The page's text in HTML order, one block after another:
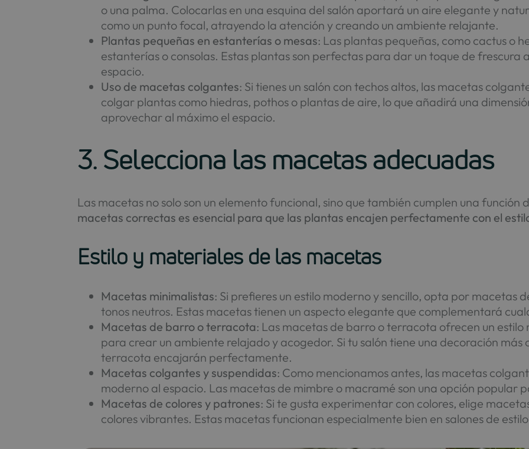
o una palma. Colocarlas en una esquina del salón aportará un aire elegante y
como un punto focal, atrayendo la atención y creando un ambiente relajante.
Plantas pequeñas en estanterías o mesas: Las plantas pequeñas, como cactus o
estanterías o consolas. Estas plantas son perfectas para dar un toque de frescura
espacio.
Uso de macetas colgantes: Si tienes un salón con techos altos, las macetas
colgar plantas como hiedras, pothos o plantas de aire, lo que añadirá una
aprovechar al máximo el espacio.
3. Selecciona las macetas adecuadas
Las macetas no solo son un elemento funcional, sino que también cumplen una
macetas correctas es esencial para que las plantas encajen perfectamente con el
Estilo y materiales de las macetas
Macetas minimalistas: Si prefieres un estilo moderno y sencillo, opta por macetas
tonos neutros. Estas macetas tienen un aspecto elegante que complementará
Macetas de barro o terracota: Las macetas de barro o terracota ofrecen un estilo
para crear un ambiente relajado y acogedor. Si tu salón tiene una decoración más
terracota encajarán perfectamente.
Macetas colgantes y suspendidas: Como mencionamos antes, las macetas
moderno al espacio. Las macetas de mimbre o macramé son una opción popular
Macetas de colores y patrones: Si te gusta experimentar con colores, elige
colores vibrantes. Estas macetas funcionan especialmente bien en salones de